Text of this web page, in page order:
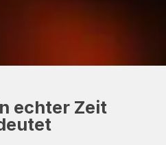
echter Zeit